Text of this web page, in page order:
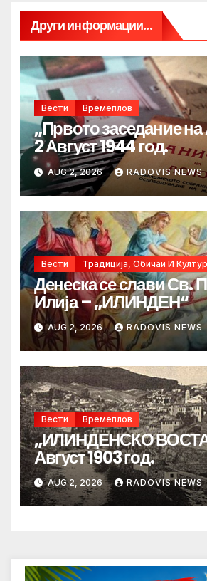
Други информации...
Вести Времеплов
„Првото заседание
2 Август 1944 год.
AUG 2, 2026 RADOVIS NEWS
Вести Традиција, Обичаи И
Денеска се слави Св.
Илија – „ИЛИНДЕН“
AUG 2, 2026 RADOVIS NEWS
Вести Времеплов
„ИЛИНДЕНСКО
Август 1903 год.
AUG 2, 2026 RADOVIS NEWS